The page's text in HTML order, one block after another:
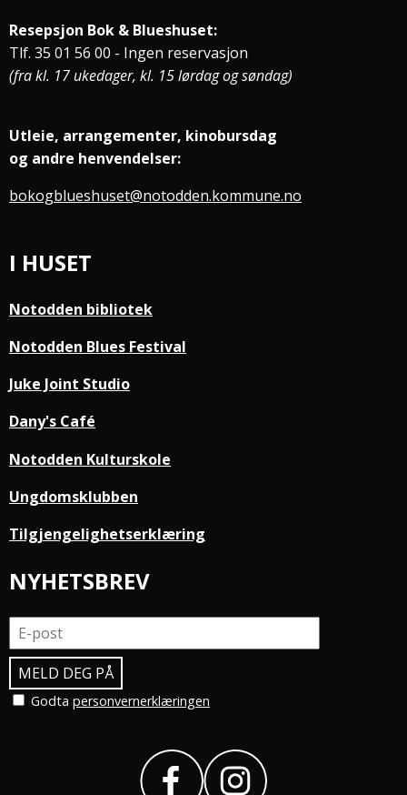
Resepsjon Bok & Blueshuset:
Tlf. 35 01 56 00 - Ingen reservasjon
(fra kl. 17 ukedager, kl. 15 lørdag og søndag)
Utleie, arrangementer, kinobursdag
og andre henvendelser:
bokogblueshuset@notodden.kommune.no
I HUSET
Notodden bibliotek
Notodden Blues Festival
Juke Joint Studio
Dany's Café
Notodden Kulturskole
Ungdomsklubben
Tilgjengelighetserklæring
NYHETSBREV
Godta personvernerklæringen